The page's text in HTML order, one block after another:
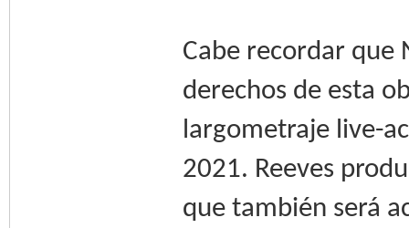
Cabe recordar que
derechos de esta
largometraje live-
2021. Reeves
que también será